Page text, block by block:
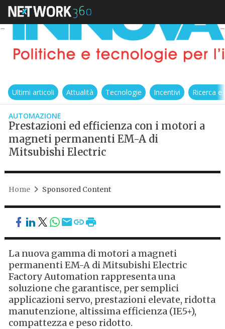
Ultimi articoli Attualità Tecnologie Incentivi Ricerca
AUTOMAZIONE
Prestazioni ed efficienza con i motori a
magneti permanenti EM-A di
Mitsubishi Electric
Home Sponsored Content
La nuova gamma di motori a magneti
permanenti EM-A di Mitsubishi Electric
Factory Automation rappresenta una
soluzione che garantisce, per semplici
applicazioni servo, prestazioni elevate, ridotta
manutenzione, altissima efficienza (IE5+),
compattezza e peso ridotto.